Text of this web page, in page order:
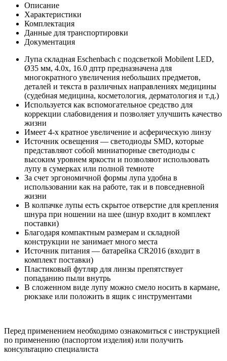
Описание
Характеристики
Комплектация
Данные для транспортировки
Документация
Лупа складная Eschenbach с подсветкой Mobilent LED,
Ø35 мм, 4.0х, 16.0 дптр предназначена для
многократного увеличения небольших предметов,
деталей и текста в различных направлениях медицины
(судебная медицина, косметология, дерматология и т.д.)
Используется как вспомогательное средство для
коррекции слабовидения и позволяет улучшить качество
жизни
Имеет 4-х кратное увеличение и асферическую линзу
Источник освещения — светодиоды SMD, которые
представляют собой миниатюрные светодиоды с
высоким уровнем яркости и позволяют использовать
лупу в сумерках или полной темноте
За счет эргономичной формы лупа удобна в
использовании как на работе, так и в повседневной
жизни
В колпачке лупы есть скрытое отверстие для крепления
шнура при ношении на шее (шнур входит в комплект
поставки)
Благодаря компактным размерам и складной
конструкции не занимает много места
Источник питания — батарейка CR2016 (входит в
комплект поставки)
Пластиковый футляр для линзы препятствует
попаданию пыли внутрь
В сложенном виде лупу можно смело носить в кармане,
рюкзаке или положить в ящик с инструментами
Перед применением необходимо ознакомиться с инструкцией
по применению (паспортом изделия) или получить
консультацию специалиста